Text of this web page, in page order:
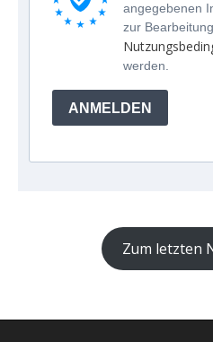
angegebenen
zur
werden.
ANMELDEN
Zum letzten